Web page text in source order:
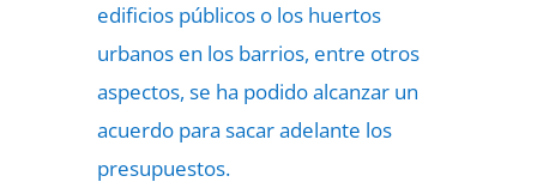
edificios públicos o los huertos
urbanos en los barrios, entre otros
aspectos, se ha podido alcanzar un
acuerdo para sacar adelante los
presupuestos.